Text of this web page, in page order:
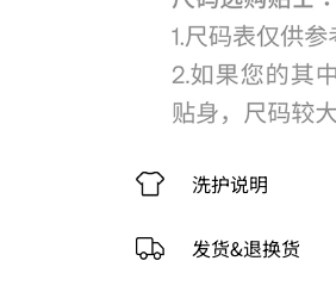
洗护说明
发货&退换货